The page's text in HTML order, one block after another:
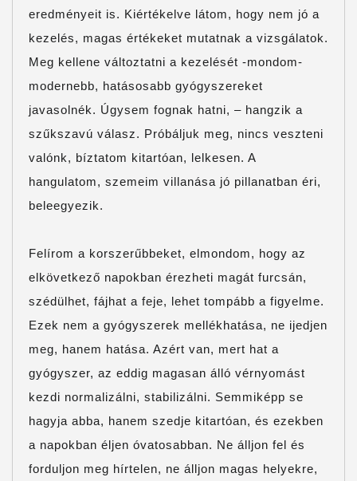
eredményeit is. Kiértékelve látom, hogy nem jó a
kezelés, magas értékeket mutatnak a vizsgálatok.
Meg kellene változtatni a kezelését -mondom-
modernebb, hatásosabb gyógyszereket
javasolnék. Úgysem fognak hatni, – hangzik a
szűkszavú válasz. Próbáljuk meg, nincs veszteni
valónk, bíztatom kitartóan, lelkesen. A
hangulatom, szemeim villanása jó pillanatban éri,
beleegyezik.
Felírom a korszerűbbeket, elmondom, hogy az
elkövetkező napokban érezheti magát furcsán,
szédülhet, fájhat a feje, lehet tompább a figyelme.
Ezek nem a gyógyszerek mellékhatása, ne ijedjen
meg, hanem hatása. Azért van, mert hat a
gyógyszer, az eddig magasan álló vérnyomást
kezdi normalizálni, stabilizálni. Semmiképp se
hagyja abba, hanem szedje kitartóan, és ezekben
a napokban éljen óvatosabban. Ne álljon fel és
forduljon meg hírtelen, ne álljon magas helyekre,